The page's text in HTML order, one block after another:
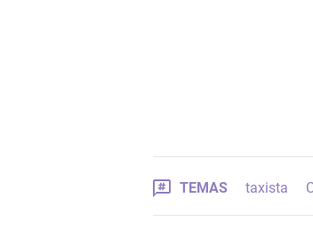
TEMAS taxista